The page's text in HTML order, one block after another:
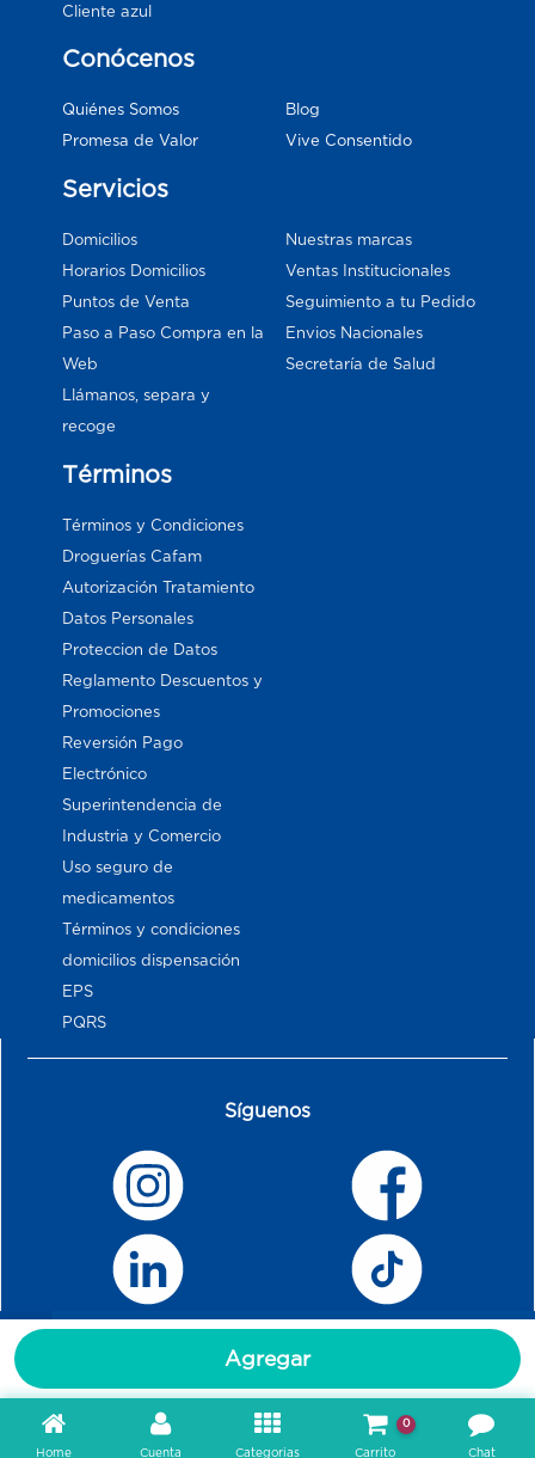
Agregar
Cliente azul
Conócenos
Quiénes Somos
Promesa de Valor
Blog
Vive Consentido
Servicios
Domicilios
Horarios Domicilios
Puntos de Venta
Paso a Paso Compra en la
Web
Llámanos, separa y
recoge
Nuestras marcas
Ventas Institucionales
Seguimiento a tu Pedido
Envios Nacionales
Secretaría de Salud
Términos
Términos y Condiciones
Droguerías Cafam
Autorización Tratamiento
Datos Personales
Proteccion de Datos
Reglamento Descuentos y
Promociones
Reversión Pago
Electrónico
Superintendencia de
Industria y Comercio
Uso seguro de
medicamentos
Términos y condiciones
domicilios dispensación
EPS
PQRS
Síguenos
Home Cuenta Categorias
0
Carrito Chat